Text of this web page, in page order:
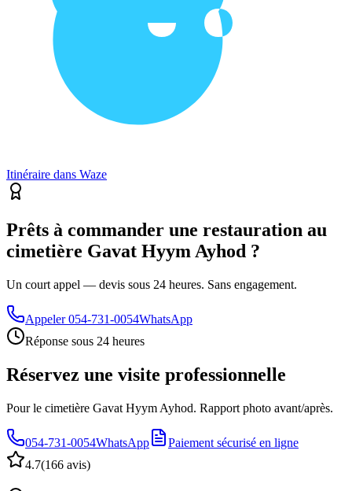
Itinéraire dans Waze
Prêts à commander une restauration au
cimetière Gavat Hyym Ayhod ?
Un court appel — devis sous 24 heures. Sans engagement.
Appeler 054-731-0054WhatsApp
Réponse sous 24 heures
Réservez une visite professionnelle
Pour le cimetière Gavat Hyym Ayhod. Rapport photo avant/après.
054-731-0054WhatsApp
Paiement sécurisé en ligne
4.7(166 avis)